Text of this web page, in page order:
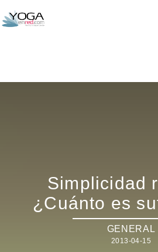
Simplicidad
¿Cuánto es
GENERAL
2013-04-15